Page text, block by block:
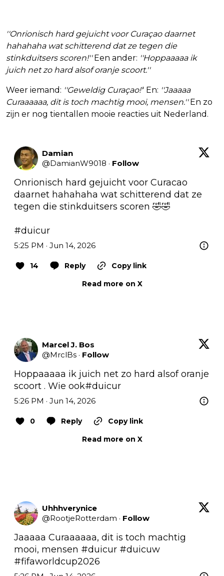
''Onrionisch hard gejuicht voor Curaçao daarnet
hahahaha wat schitterend dat ze tegen die
stinkduitsers scoren!'' Een ander: ''Hoppaaaaa ik
juich net zo hard alsof oranje scoort.''
Weer iemand: ''Geweldig Curaçao!'' En: ''Jaaaaa
Curaaaaaa, dit is toch machtig mooi, mensen.''En zo
zijn er nog tientallen mooie reacties uit Nederland.
Damian
@DamianW9018 · Follow
Onrionisch hard gejuicht voor Curacao
daarnet hahahaha wat schitterend dat ze
tegen die stinkduitsers scoren 🤣🤣
#duicur
5:25 PM · Jun 14, 2026
14 Reply
Copy link
Read more on X
Marcel J. Bos
@MrclBs · Follow
Hoppaaaaa ik juich net zo hard alsof oranje
scoort . Wie ook#duicur
5:26 PM · Jun 14, 2026
0 Reply
Copy link
Read more on X
Uhhhverynice
@RootjeRotterdam · Follow
Jaaaaa Curaaaaaa, dit is toch machtig
mooi, mensen #duicur #duicuw
#fifaworldcup2026